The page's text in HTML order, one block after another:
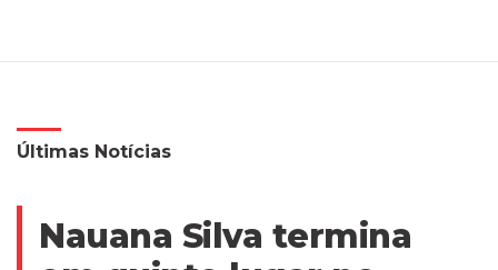
Últimas Notícias
Nauana Silva termina